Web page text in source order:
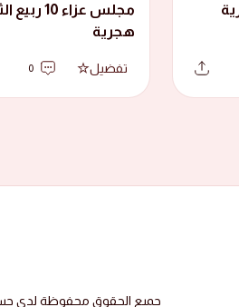
هجرية
تفضيل 0
جميع الحقوق محفوظة لدى